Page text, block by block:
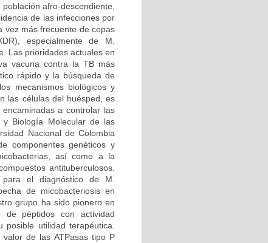
afro-descendiente,
de las infecciones por
vez más frecuente de cepas
especialmente de M.
Las prioridades actuales en
vacuna contra la TB más
rápido y la búsqueda de
mecanismos biológicos y
las células del huésped, es
a controlar las
y Biología Molecular de las
Nacional de Colombia
componentes genéticos y
así como a la
antituberculosos.
el diagnóstico de M.
de micobacteriosis en
grupo ha sido pionero en
péptidos con actividad
utilidad terapéutica.
de las ATPasas tipo P